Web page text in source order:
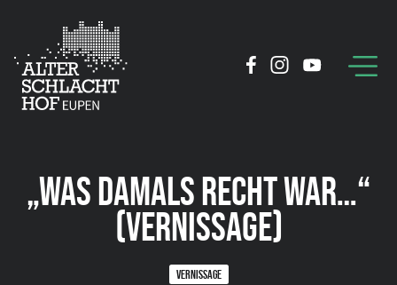
„WAS DAMALS RECHT WAR…“
(VERNISSAGE)
VERNISSAGE